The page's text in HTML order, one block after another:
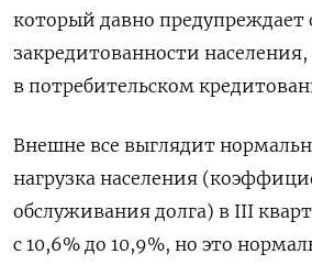
который давно предупреждает
закредитованности населения,
в потребительском
Внешне все выглядит
нагрузка населения
обслуживания долга) в III
с 10,6% до 10,9%, но это